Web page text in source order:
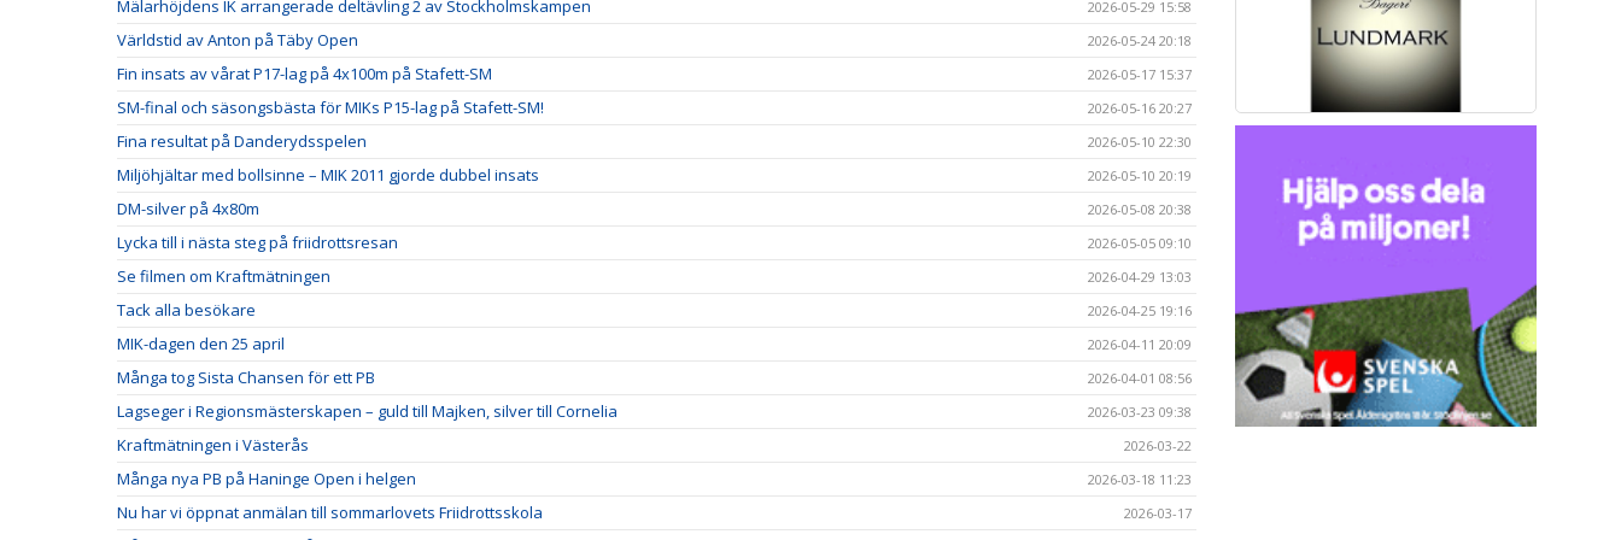
Mälarhöjdens IK arrangerade deltävling 2 av Stockholmskampen 2026-05-29 15:58
Världstid av Anton på Täby Open 2026-05-24 20:18
Fin insats av vårat P17-lag på 4x100m på Stafett-SM 2026-05-17 15:37
SM-final och säsongsbästa för MIKs P15-lag på Stafett-SM! 2026-05-16 20:27
Fina resultat på Danderydsspelen 2026-05-10 22:30
Miljöhjältar med bollsinne – MIK 2011 gjorde dubbel insats 2026-05-10 20:19
DM-silver på 4x80m 2026-05-08 20:38
Lycka till i nästa steg på friidrottsresan 2026-05-05 09:10
Se filmen om Kraftmätningen 2026-04-29 13:03
Tack alla besökare 2026-04-25 19:16
MIK-dagen den 25 april 2026-04-11 20:09
Många tog Sista Chansen för ett PB 2026-04-01 08:56
Lagseger i Regionsmästerskapen – guld till Majken, silver till Cornelia 2026-03-23 09:38
Kraftmätningen i Västerås 2026-03-22
Många nya PB på Haninge Open i helgen 2026-03-18 11:23
Nu har vi öppnat anmälan till sommarlovets Friidrottsskola 2026-03-17